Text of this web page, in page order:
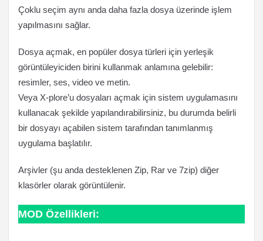
Çoklu seçim aynı anda daha fazla dosya üzerinde işlem
yapılmasını sağlar.
Dosya açmak, en popüler dosya türleri için yerleşik
görüntüleyiciden birini kullanmak anlamına gelebilir:
resimler, ses, video ve metin.
Veya X-plore’u dosyaları açmak için sistem uygulamasını
kullanacak şekilde yapılandırabilirsiniz, bu durumda belirli
bir dosyayı açabilen sistem tarafından tanımlanmış
uygulama başlatılır.
Arşivler (şu anda desteklenen Zip, Rar ve 7zip) diğer
klasörler olarak görüntülenir.
MOD Özellikleri: